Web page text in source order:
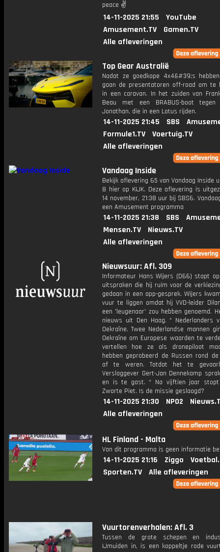
peace ✌
14-11-2025 21:55
YouTube
Amusement.TV
Gamen.TV
Alle afleveringen
Top Gear Australië
Nadat ze goedkope 4x4&#39;s
gaan de presentatoren off-road om te
in een caravan. In het zuiden van
Beau met een BRABUS-boot
Jonathan, die in een Lotus rijden.
14-11-2025 21:45 SBS
Formule1.TV
Voertuig.TV
Alle afleveringen
Vandaag Inside
Bekijk aflevering 65 van Vandaag Inside
8 hier op KIJK. Deze aflevering is
14 november, 21:38 uur bij SBS6.
een Amusement programma
14-11-2025 21:38 SBS
Mensen.TV
Nieuws.TV
Alle afleveringen
Nieuwsuur: Afl. 309
Informateur Hans Wijers (D66) stapt
uitspraken die hij ruim voor de
gedaan in een app-gesprek. Wijers
vuur te liggen omdat hij VVD-leider
een 'leugenaar' zou hebben genoemd.
nieuws uit Den Haag. * Nederlanders
Oekraïne. Twee Nederlandse mannen
Oekraïne om Europese waarden te
vertellen hoe ze als dronepiloot
hebben geprobeerd de Russen rond de
af te weren. Totdat het te
Verslaggever Gert-Jan Dennekamp
en is te gast. * Na vijftien jaar stopt
Zwarte Piet. Is de missie geslaagd?
14-11-2025 21:30 NPO2
Alle afleveringen
HL Finland - Malta
Van dit programma is geen informatie
14-11-2025 21:16 Ziggo
Sporten.TV
Alle afleveringen
Vuurtorenverhalen: Afl. 3
Tussen de grote schepen en
IJmuiden in, is een koppeltje rode